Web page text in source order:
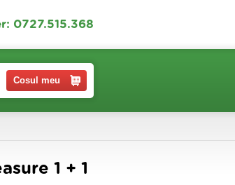
0727.515.368
Cosul meu
1 + 1